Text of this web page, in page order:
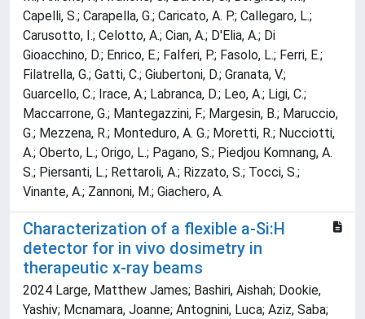
Capelli, S.; Carapella, G.; Caricato, A. P.; Callegaro, L.;
Carusotto, I.; Celotto, A.; Cian, A.; D'Elia, A.; Di
Gioacchino, D.; Enrico, E.; Falferi, P.; Fasolo, L.; Ferri, E.;
Filatrella, G.; Gatti, C.; Giubertoni, D.; Granata, V.;
Guarcello, C.; Irace, A.; Labranca, D.; Leo, A.; Ligi, C.;
Maccarrone, G.; Mantegazzini, F.; Margesin, B.; Maruccio,
G.; Mezzena, R.; Monteduro, A. G.; Moretti, R.; Nucciotti,
A.; Oberto, L.; Origo, L.; Pagano, S.; Piedjou Komnang, A.
S.; Piersanti, L.; Rettaroli, A.; Rizzato, S.; Tocci, S.;
Vinante, A.; Zannoni, M.; Giachero, A.
Characterization of a flexible a‐Si:H
detector for in vivo dosimetry in
therapeutic x‐ray beams
2024 Large, Matthew James; Bashiri, Aishah; Dookie,
Yashiv; Mcnamara, Joanne; Antognini, Luca; Aziz, Saba;